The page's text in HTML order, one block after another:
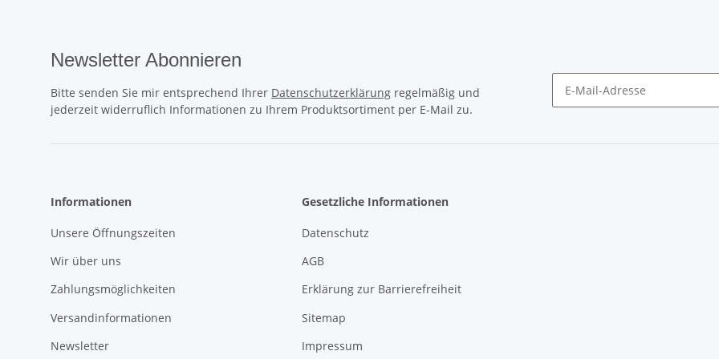
Newsletter Abonnieren
Bitte senden Sie mir entsprechend Ihrer Datenschutzerklärung regelmäßig und
jederzeit widerruflich Informationen zu Ihrem Produktsortiment per E-Mail zu.
Informationen
Unsere Öffnungszeiten
Wir über uns
Zahlungsmöglichkeiten
Versandinformationen
Newsletter
Gesetzliche Informationen
Datenschutz
AGB
Erklärung zur Barrierefreiheit
Sitemap
Impressum